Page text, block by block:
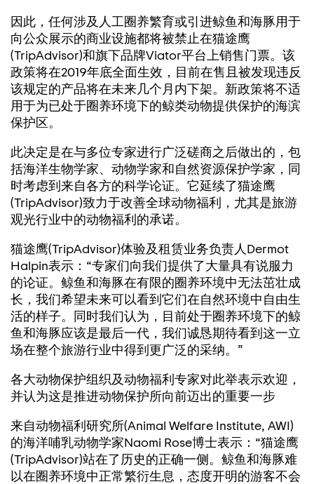
因此，任何涉及人工圈养繁育或引进鲸鱼和海豚用于
向公众展示的商业设施都将被禁止在猫途鹰
(TripAdvisor)和旗下品牌Viator平台上销售门票。该
政策将在2019年底全面生效，目前在售且被发现违反
该规定的产品将在未来几个月内下架。新政策将不适
用于为已处于圈养环境下的鲸类动物提供保护的海滨
保护区。
此决定是在与多位专家进行广泛磋商之后做出的，包
括海洋生物学家、动物学家和自然资源保护学家，同
时考虑到来自各方的科学论证。它延续了猫途鹰
(TripAdvisor)致力于改善全球动物福利，尤其是旅游
观光行业中的动物福利的承诺。
猫途鹰(TripAdvisor)体验及租赁业务负责人Dermot
Halpin表示：“专家们向我们提供了大量具有说服力
的论证。鲸鱼和海豚在有限的圈养环境中无法茁壮成
长，我们希望未来可以看到它们在自然环境中自由生
活的样子。同时我们认为，目前处于圈养环境下的鲸
鱼和海豚应该是最后一代，我们诚恳期待看到这一立
场在整个旅游行业中得到更广泛的采纳。”
各大动物保护组织及动物福利专家对此举表示欢迎，
并认为这是推进动物保护所向前迈出的重要一步
来自动物福利研究所(Animal Welfare Institute, AWI)
的海洋哺乳动物学家Naomi Rose博士表示：“猫途鹰
(TripAdvisor)站在了历史的正确一侧。鲸鱼和海豚难
以在圈养环境中正常繁衍生息，态度开明的游客不会